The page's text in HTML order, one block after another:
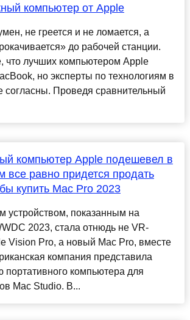
компьютер от Apple
не греется и не ломается, а
до рабочей станции.
что лучших компьютером Apple
но эксперты по технологиям в
согласны. Проведя сравнительный
компьютер Apple подешевел в
все равно придется продать
купить Mac Pro 2023
устройством, показанным на
2023, стала отнюдь не VR-
Vision Pro, а новый Mac Pro, вместе
компания представила
компьютера для
Mac Studio. В...